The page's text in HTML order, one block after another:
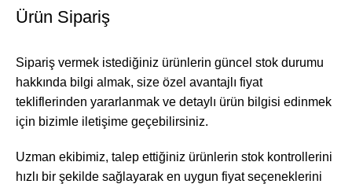
Ürün Sipariş
Sipariş vermek istediğiniz ürünlerin güncel stok durumu
hakkında bilgi almak, size özel avantajlı fiyat
tekliflerinden yararlanmak ve detaylı ürün bilgisi edinmek
için bizimle iletişime geçebilirsiniz.
Uzman ekibimiz, talep ettiğiniz ürünlerin stok kontrollerini
hızlı bir şekilde sağlayarak en uygun fiyat seçeneklerini